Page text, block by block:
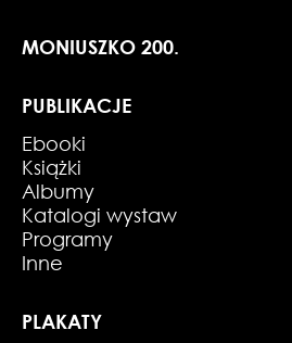
MONIUSZKO 200.
PUBLIKACJE
Ebooki
Książki
Albumy
Katalogi wystaw
Programy
Inne
PLAKATY